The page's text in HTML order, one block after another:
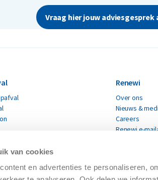
van cookies
en advertenties te personaliseren,
Vraag hier jouw adviesgesprek
Renewi
Over ons
Nieuws &
Careers
Renewi e-
Certificaten